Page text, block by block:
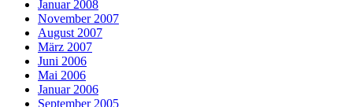
Januar 2008
November 2007
August 2007
März 2007
Juni 2006
Mai 2006
Januar 2006
September 2005